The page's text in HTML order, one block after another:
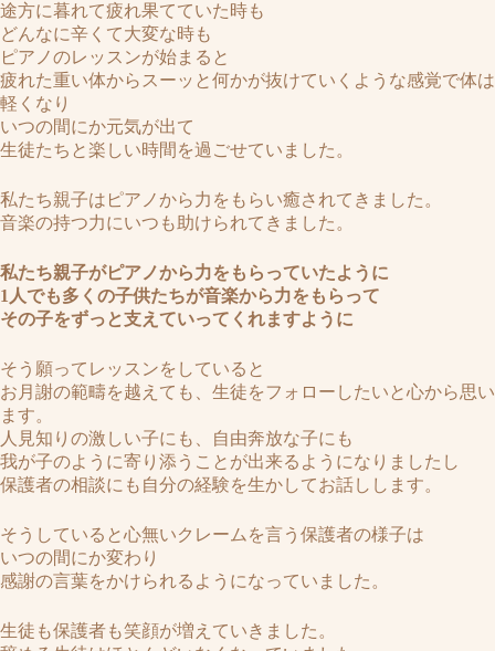
途方に暮れて疲れ果てていた時も
どんなに辛くて大変な時も
ピアノのレッスンが始まると
疲れた重い体からスーッと何かが抜けていくような感覚で体は
軽くなり
いつの間にか元気が出て
生徒たちと楽しい時間を過ごせていました。
私たち親子はピアノから力をもらい癒されてきました。
音楽の持つ力にいつも助けられてきました。
私たち親子がピアノから力をもらっていたように
1人でも多くの子供たちが音楽から力をもらって
その子をずっと支えていってくれますように
そう願ってレッスンをしていると
お月謝の範疇を越えても、生徒をフォローしたいと心から思い
ます。
人見知りの激しい子にも、自由奔放な子にも
我が子のように寄り添うことが出来るようになりましたし
保護者の相談にも自分の経験を生かしてお話しします。
そうしていると心無いクレームを言う保護者の様子は
いつの間にか変わり
感謝の言葉をかけられるようになっていました。
生徒も保護者も笑顔が増えていきました。